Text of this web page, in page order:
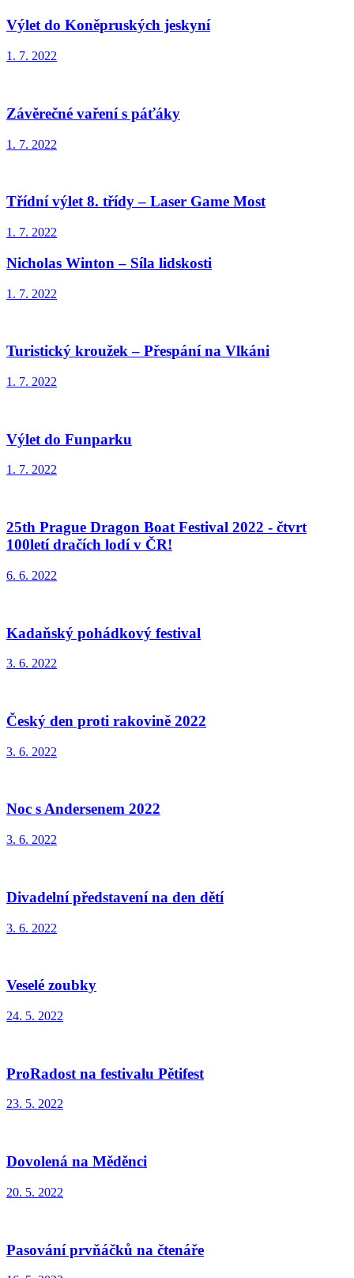
Výlet do Koněpruských jeskyní
1. 7. 2022
Závěrečné vaření s páťáky
1. 7. 2022
Třídní výlet 8. třídy – Laser Game Most
1. 7. 2022
Nicholas Winton – Síla lidskosti
1. 7. 2022
Turistický kroužek – Přespání na Vlkáni
1. 7. 2022
Výlet do Funparku
1. 7. 2022
25th Prague Dragon Boat Festival 2022 - čtvrt
100letí dračích lodí v ČR!
6. 6. 2022
Kadaňský pohádkový festival
3. 6. 2022
Český den proti rakovině 2022
3. 6. 2022
Noc s Andersenem 2022
3. 6. 2022
Divadelní představení na den dětí
3. 6. 2022
Veselé zoubky
24. 5. 2022
ProRadost na festivalu Pětifest
23. 5. 2022
Dovolená na Měděnci
20. 5. 2022
Pasování prvňáčků na čtenáře